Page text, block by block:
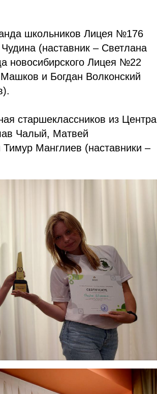
школьников Лицея №176
(наставник – Светлана
новосибирского Лицея №22
и Богдан Волконский
старшеклассников из Центра
Чалый, Матвей
Манглиев (наставники –